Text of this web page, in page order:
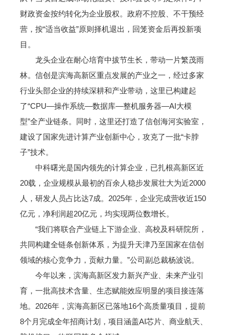
财政资金按约转化为企业股权。政府不控股、不干预经
营，按“适当收益”原则择机退出，回笼资金后再投新项
目。
龙头企业在耐心培育中拔节生长，带动一片繁茂雨
林。信创是滨海高新区重点发展的产业之一，经过多家
行业头部企业的持续深耕和产业带动，这里已构建起
了“CPU—操作系统—数据库—整机服务器—AI大模
型”全产业链条。同时，这里还打造了信创海河实验室，
建设了国家先进计算产业创新中心，攻克了一批“卡脖
子”技术。
中科曙光是国内领先的计算企业，已扎根高新区近
20载，企业规模从最初的百余人稳步发展壮大为近2000
人，研发人员占比达7成。2025年，企业完成营收近150
亿元，净利润超20亿元，均实现两位数增长。
“我们将联合产业链上下游企业、高校及科研院所，
共同构建全链条创新体系，为提升天津乃至国家在信创
领域的核心竞争力，贡献力量。”公司副总裁杨波说。
今年以来，滨海高新区发力新兴产业、未来产业引
育，一批高技术含量、生态赋能效应明显的项目接连落
地。2026年，滨海高新区已落地16个高质量项目，提前
8个月完成全年招商计划，项目涵盖AI芯片、商业航天、